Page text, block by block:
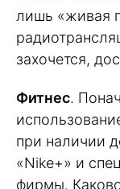
лишь «живая
захочется,
Фитнес.
при наличии
«Nike+» и
фирмы.